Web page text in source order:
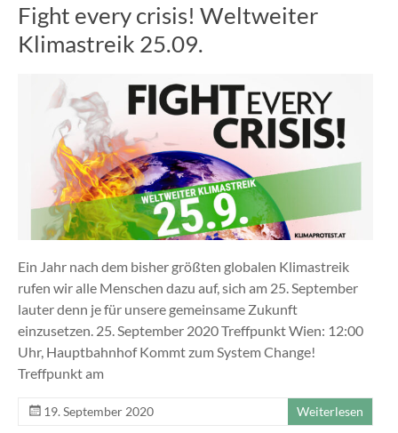
Fight every crisis! Weltweiter
Klimastreik 25.09.
Ein Jahr nach dem bisher größten globalen Klimastreik
rufen wir alle Menschen dazu auf, sich am 25. September
lauter denn je für unsere gemeinsame Zukunft
einzusetzen. 25. September 2020 Treffpunkt Wien: 12:00
Uhr, Hauptbahnhof Kommt zum System Change!
Treffpunkt am
19. September 2020 Weiterlesen